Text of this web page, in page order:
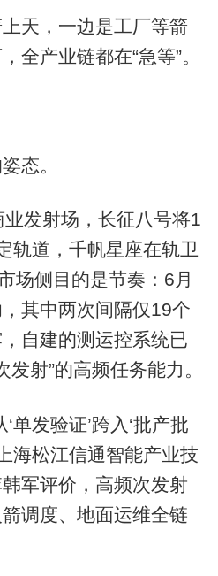
，一边是工厂等箭
全产业链都在“急等”。
态。
发射场，长征八号将1
轨道，千帆星座在轨卫
场侧目的是节奏：6月
其中两次间隔仅19个
自建的测运控系统已
射”的高频任务能力。
发验证’跨入‘批产批
海松江信通智能产业技
军评价，高频次发射
调度、地面运维全链